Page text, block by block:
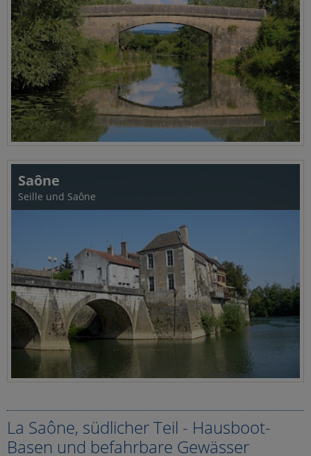
Saône
Seille und Saône
La Saône, südlicher Teil - Hausboot-
Basen und befahrbare Gewässer